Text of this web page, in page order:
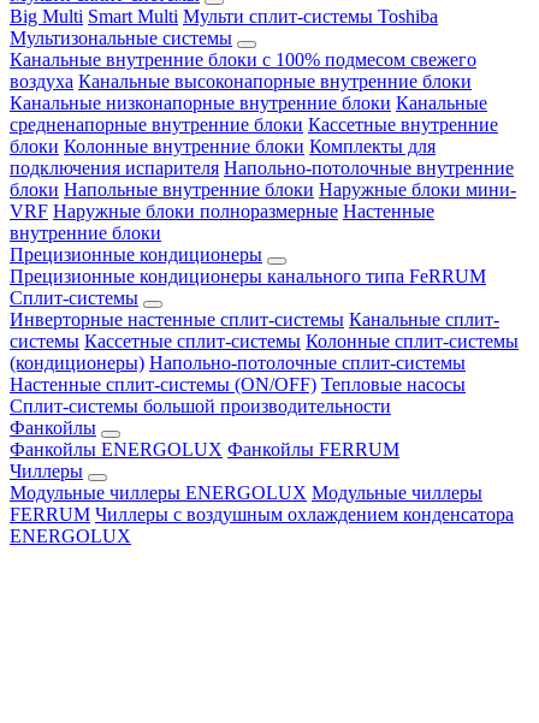
Big Multi Smart Multi Мульти сплит-системы Toshiba
Мультизональные системы
Канальные внутренние блоки с 100% подмесом свежего
воздуха Канальные высоконапорные внутренние блоки
Канальные низконапорные внутренние блоки Канальные
средненапорные внутренние блоки Кассетные внутренние
блоки Колонные внутренние блоки Комплекты для
подключения испарителя Напольно-потолочные внутренние
блоки Напольные внутренние блоки Наружные блоки мини-
VRF Наружные блоки полноразмерные Настенные
внутренние блоки
Прецизионные кондиционеры
Прецизионные кондиционеры канального типа FeRRUM
Сплит-системы
Инверторные настенные сплит-системы Канальные сплит-
системы Кассетные сплит-системы Колонные сплит-системы
(кондиционеры) Напольно-потолочные сплит-системы
Настенные сплит-системы (ON/OFF) Тепловые насосы
Сплит-системы большой производительности
Фанкойлы
Фанкойлы ENERGOLUX Фанкойлы FERRUM
Чиллеры
Модульные чиллеры ENERGOLUX Модульные чиллеры
FERRUM Чиллеры с воздушным охлаждением конденсатора
ENERGOLUX